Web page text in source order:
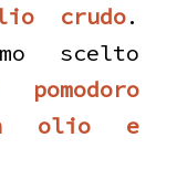
crudo.
scelto
olio e